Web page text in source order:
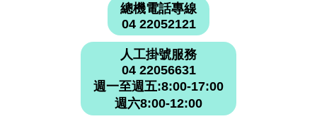
總機電話專線
04 22052121
人工掛號服務
04 22056631
週一至週五:8:00-17:00
週六8:00-12:00